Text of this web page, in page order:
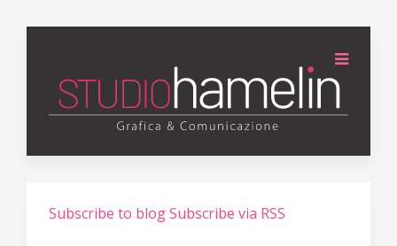
Subscribe to blogSubscribe via RSS